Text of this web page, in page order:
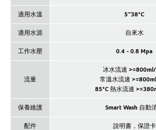
適用水溫 5~38°C
適用水源 自來水
工作水壓 0.4 - 0.8 Mpa
流量
冰水流速
常溫水流速
85°C 熱水流速
保養維護 Smart Wash 自動
配件 說明書，保證卡